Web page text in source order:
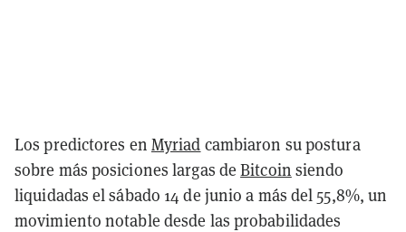
Los predictores en Myriad cambiaron su postura
sobre más posiciones largas deBitcoin siendo
liquidadas el sábado 14 de junio a más del 55,8%, un
movimiento notable desde las probabilidades